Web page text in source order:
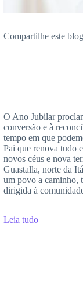
Compartilhe este
O Ano Jubilar
conversão e à
tempo em que
Pai que renova tudo
novos céus e nova
Guastalla, norte da
um povo a caminho,
dirigida à
Leia tudo